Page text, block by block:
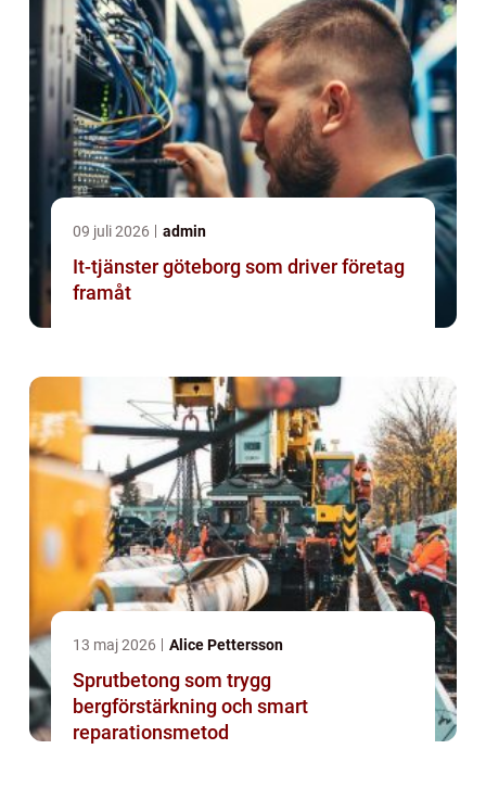
09 juli 2026 admin
It-tjänster göteborg som driver företag
framåt
13 maj 2026 Alice Pettersson
Sprutbetong som trygg
bergförstärkning och smart
reparationsmetod